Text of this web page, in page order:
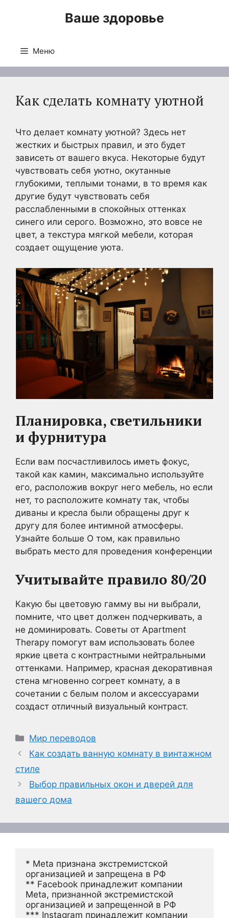
Ваше здоровье
Меню
Как сделать комнату уютной
Что делает комнату уютной? Здесь нет
жестких и быстрых правил, и это будет
зависеть от вашего вкуса. Некоторые будут
чувствовать себя уютно, окутанные
глубокими, теплыми тонами, в то время как
другие будут чувствовать себя
расслабленными в спокойных оттенках
синего или серого. Возможно, это вовсе не
цвет, а текстура мягкой мебели, которая
создает ощущение уюта.
Планировка, светильники
и фурнитура
Если вам посчастливилось иметь фокус,
такой как камин, максимально используйте
его, расположив вокруг него мебель, но если
нет, то расположите комнату так, чтобы
диваны и кресла были обращены друг к
другу для более интимной атмосферы.
Узнайте больше О том, как правильно
выбрать место для проведения конференции
Учитывайте правило 80/20
Какую бы цветовую гамму вы ни выбрали,
помните, что цвет должен подчеркивать, а
не доминировать. Советы от Apartment
Therapy помогут вам использовать более
яркие цвета с контрастными нейтральными
оттенками. Например, красная декоративная
стена мгновенно согреет комнату, а в
сочетании с белым полом и аксессуарами
создаст отличный визуальный контраст.
Рубрики
Мир переводов
Как создать ванную комнату в винтажном
стиле
Выбор правильных окон и дверей для
вашего дома
* Meta признана экстремистской
организацией и запрещена в РФ
** Facebook принадлежит компании
Meta, признанной экстремистской
организацией и запрещенной в РФ
*** Instagram принадлежит компании